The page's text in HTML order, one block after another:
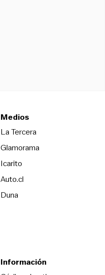
Medios
La TerceraOpens in new
Glamorama
Icarito
Auto.cl
DunaOpens in new window
Información